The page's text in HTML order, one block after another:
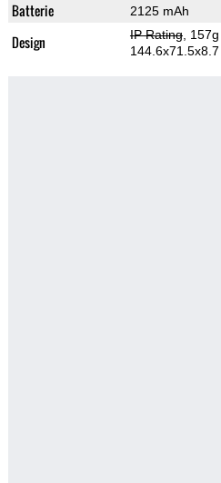
Batterie 2125 mAh
Design IP Rating, 157g